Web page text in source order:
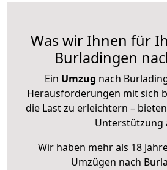
Was wir Ihnen für
Burladingen
Ein Umzug nach
Herausforderungen mit sich
die Last zu erleichtern –
Unterstützung
Wir haben mehr als 18
Umzügen nach